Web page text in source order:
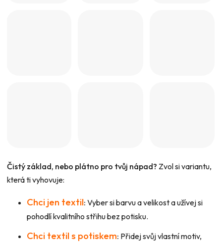
Čistý základ, nebo plátno pro tvůj nápad? Zvol si variantu,
která ti vyhovuje:
Chci jen textil: Vyber si barvu a velikost a užívej si
pohodlí kvalitního střihu bez potisku.
Chci textil s potiskem: Přidej svůj vlastní motiv,